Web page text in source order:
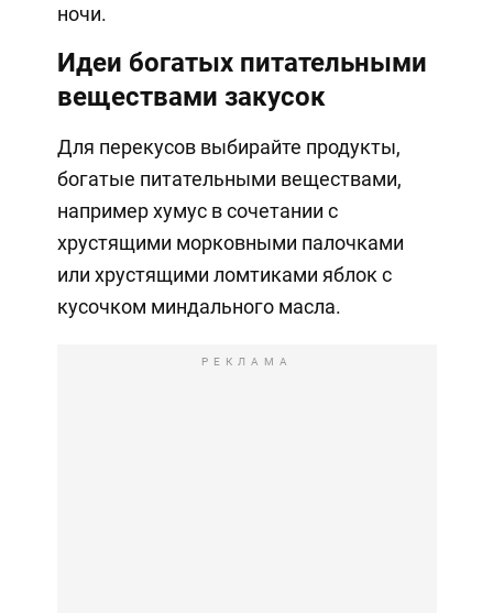
ночи.
Идеи богатых питательными
веществами закусок
Для перекусов выбирайте продукты,
богатые питательными веществами,
например хумус в сочетании с
хрустящими морковными палочками
или хрустящими ломтиками яблок с
кусочком миндального масла.
РЕКЛАМА